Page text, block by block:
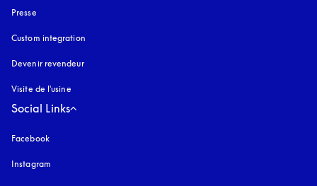
Presse
Custom integration
Devenir revendeur
Visite de l'usine
Social Links
Facebook
Instagram